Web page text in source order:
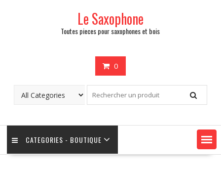
Le Saxophone
Toutes pieces pour saxophones et bois
0
CATEGORIES - BOUTIQUE